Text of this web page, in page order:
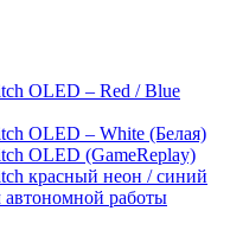
OLED – Red / Blue
OLED – White (Белая)
OLED (GameReplay)
красный неон / синий
работы